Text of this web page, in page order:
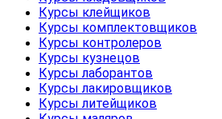
Курсы клейщиков
Курсы комплектовщиков
Курсы контролеров
Курсы кузнецов
Курсы лаборантов
Курсы лакировщиков
Курсы литейщиков